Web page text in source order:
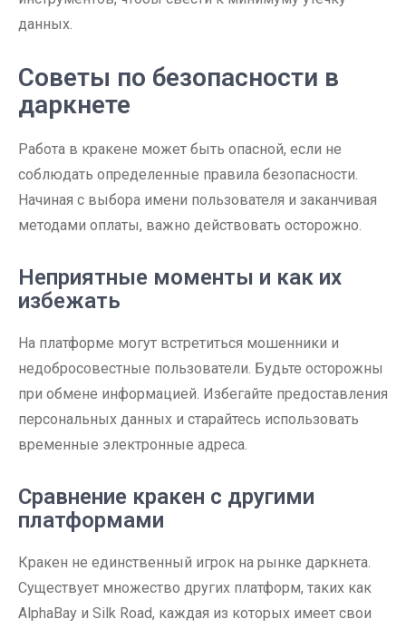
данных.
Советы по безопасности в
даркнете
Работа в кракене может быть опасной, если не
соблюдать определенные правила безопасности.
Начиная с выбора имени пользователя и заканчивая
методами оплаты, важно действовать осторожно.
Неприятные моменты и как их
избежать
На платформе могут встретиться мошенники и
недобросовестные пользователи. Будьте осторожны
при обмене информацией. Избегайте предоставления
персональных данных и старайтесь использовать
временные электронные адреса.
Сравнение кракен с другими
платформами
Кракен не единственный игрок на рынке даркнета.
Существует множество других платформ, таких как
AlphaBay и Silk Road, каждая из которых имеет свои